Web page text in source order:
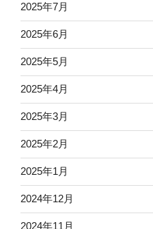
2025年7月
2025年6月
2025年5月
2025年4月
2025年3月
2025年2月
2025年1月
2024年12月
2024年11月